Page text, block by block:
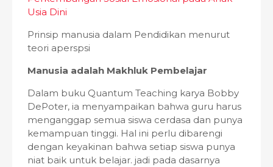
Usia Dini
Prinsip manusia dalam Pendidikan menurut
teori aperspsi
Manusia adalah Makhluk Pembelajar
Dalam buku Quantum Teaching karya Bobby
DePoter, ia menyampaikan bahwa guru harus
menganggap semua siswa cerdasa dan punya
kemampuan tinggi. Hal ini perlu dibarengi
dengan keyakinan bahwa setiap siswa punya
niat baik untuk belajar. jadi pada dasarnya